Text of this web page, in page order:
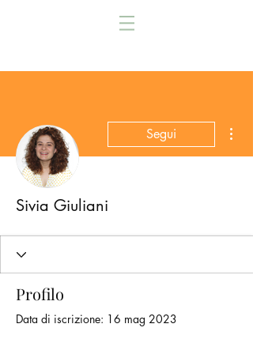
Segui
Sivia Giuliani
Profilo
Data di iscrizione: 16 mag 2023